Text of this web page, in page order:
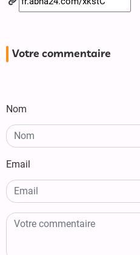
Votre commentaire
Nom
Email